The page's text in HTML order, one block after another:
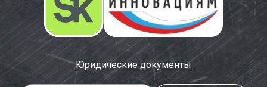
Юридические документы